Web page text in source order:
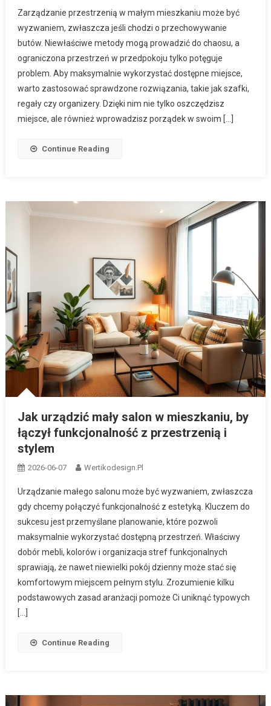
Zarządzanie przestrzenią w małym mieszkaniu może być
wyzwaniem, zwłaszcza jeśli chodzi o przechowywanie
butów. Niewłaściwe metody mogą prowadzić do chaosu, a
ograniczona przestrzeń w przedpokoju tylko potęguje
problem. Aby maksymalnie wykorzystać dostępne miejsce,
warto zastosować sprawdzone rozwiązania, takie jak szafki,
regały czy organizery. Dzięki nim nie tylko oszczędzisz
miejsce, ale również wprowadzisz porządek w swoim […]
Continue Reading
Jak urządzić mały salon w mieszkaniu, by
łączył funkcjonalność z przestrzenią i
stylem
2026-06-07 Wertikodesign.pl
Urządzanie małego salonu może być wyzwaniem, zwłaszcza
gdy chcemy połączyć funkcjonalność z estetyką. Kluczem do
sukcesu jest przemyślane planowanie, które pozwoli
maksymalnie wykorzystać dostępną przestrzeń. Właściwy
dobór mebli, kolorów i organizacja stref funkcjonalnych
sprawiają, że nawet niewielki pokój dzienny może stać się
komfortowym miejscem pełnym stylu. Zrozumienie kilku
podstawowych zasad aranżacji pomoże Ci uniknąć typowych
[…]
Continue Reading